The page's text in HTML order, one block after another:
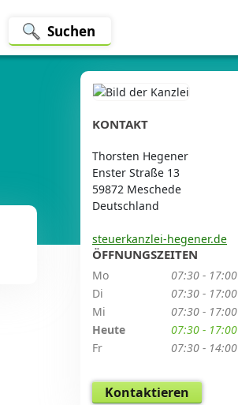
Suchen
KONTAKT
Thorsten Hegener
Enster Straße 13
59872 Meschede
Deutschland
steuerkanzlei-hegener.de
ÖFFNUNGSZEITEN
Mo
07:30 - 17:00
Di
07:30 - 17:00
Mi
07:30 - 17:00
Heute
07:30 - 17:00
Fr
07:30 - 14:00
Kontaktieren